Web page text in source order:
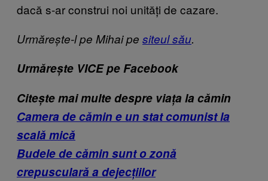
dacă s-ar construi noi unități de cazare.
Urmărește-l pe Mihai pe siteul său.
Urmărește VICE pe Facebook
Citește mai multe despre viața la cămin
Camera de cămin e un stat comunist la
scală mică
Budele de cămin sunt o zonă
crepusculară a dejecțiilor